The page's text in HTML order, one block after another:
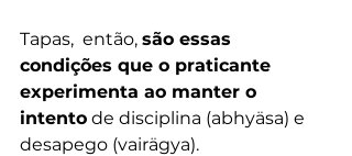
Tapas,  então, são essas
condições que o praticante
experimenta ao manter o
intento de disciplina (abhyäsa) e
desapego (vairägya).